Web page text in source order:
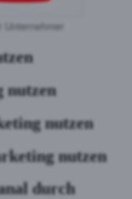
Unternehmer
nutzen
nutzen
nutzen
durch